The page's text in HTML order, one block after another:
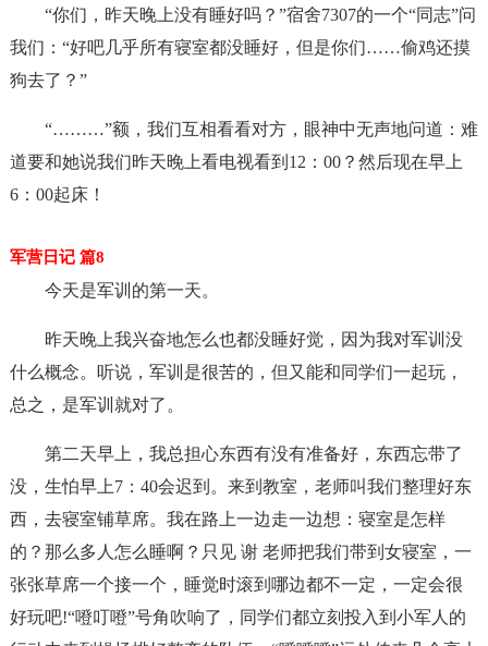
“你们，昨天晚上没有睡好吗？”宿舍7307的一个“同志”问
我们：“好吧几乎所有寝室都没睡好，但是你们……偷鸡还摸
狗去了？”
“………”额，我们互相看看对方，眼神中无声地问道：难
道要和她说我们昨天晚上看电视看到12：00？然后现在早上
6：00起床！
军营日记 篇8
今天是军训的第一天。
昨天晚上我兴奋地怎么也都没睡好觉，因为我对军训没
什么概念。听说，军训是很苦的，但又能和同学们一起玩，
总之，是军训就对了。
第二天早上，我总担心东西有没有准备好，东西忘带了
没，生怕早上7：40会迟到。来到教室，老师叫我们整理好东
西，去寝室铺草席。我在路上一边走一边想：寝室是怎样
的？那么多人怎么睡啊？只见 谢 老师把我们带到女寝室，一
张张草席一个接一个，睡觉时滚到哪边都不一定，一定会很
好玩吧!“噔叮噔”号角吹响了，同学们都立刻投入到小军人的